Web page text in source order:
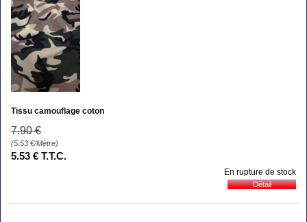
Tissu camouflage coton
7.90 €
(5.53 €/Mètre)
5.53 € T.T.C.
En rupture de stock